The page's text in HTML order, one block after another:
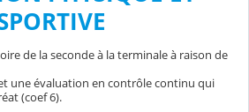
de la seconde à la terminale à raison de
une évaluation en contrôle continu qui
(coef 6).